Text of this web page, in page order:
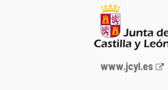
Junta
www.jcyl.es